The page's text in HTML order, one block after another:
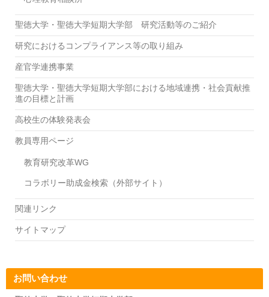
聖徳大学・聖徳大学短期大学部 研究活動等のご紹介
研究におけるコンプライアンス等の取り組み
産官学連携事業
聖徳大学・聖徳大学短期大学部における地域連携・社会貢献推
進の目標と計画
高校生の体験発表会
教員専用ページ
教育研究改革WG
コラボリー助成金検索（外部サイト）
関連リンク
サイトマップ
お問い合わせ